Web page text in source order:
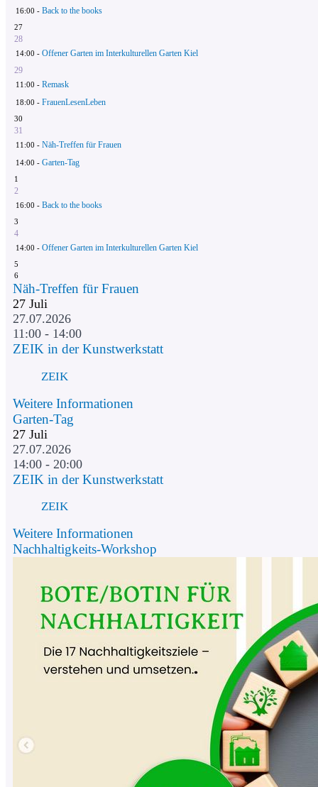
16:00 - Back to the books
27
28
14:00 - Offener Garten im Interkulturellen Garten Kiel
29
11:00 - Remask
18:00 - FrauenLesenLeben
30
31
11:00 - Näh-Treffen für Frauen
14:00 - Garten-Tag
1
2
16:00 - Back to the books
3
4
14:00 - Offener Garten im Interkulturellen Garten Kiel
5
6
Näh-Treffen für Frauen
27 Juli
27.07.2026
11:00 - 14:00
ZEIK in der Kunstwerkstatt
ZEIK
Weitere Informationen
Garten-Tag
27 Juli
27.07.2026
14:00 - 20:00
ZEIK in der Kunstwerkstatt
ZEIK
Weitere Informationen
Nachhaltigkeits-Workshop